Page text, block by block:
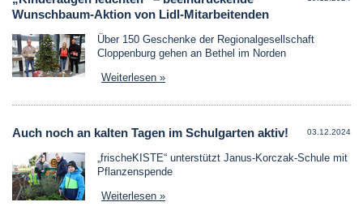
Wunschbaum-Aktion von Lidl-Mitarbeitenden
Über 150 Geschenke der Regionalgesellschaft
Cloppenburg gehen an Bethel im Norden
Weiterlesen »
03.12.2024
Auch noch an kalten Tagen im Schulgarten aktiv!
„frischeKISTE“ unterstützt Janus-Korczak-Schule mit
Pflanzenspende
Weiterlesen »